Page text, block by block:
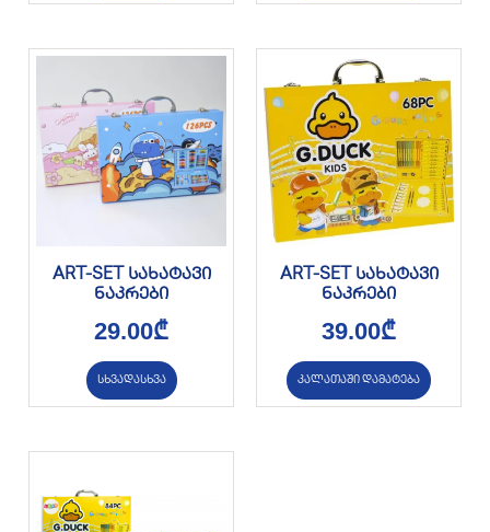
ART-SET სახატავი
ნაკრები
29.00₾
სხვადასხვა
ART-SET სახატავი
ნაკრები
39.00₾
კალათაში დამატება